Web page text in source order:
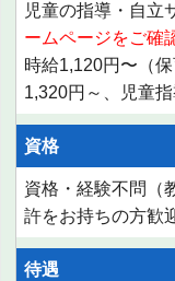
児童の指導・自立
ームページをご確
時給1,120円〜（
1,320円～、児童
資格
資格・経験不問（
許をお持ちの方歓
待遇